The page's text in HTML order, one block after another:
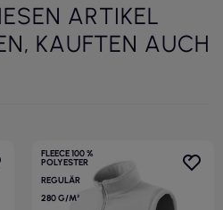
ARTIKEL
KAUFTEN AUCH
FLEECE 100 %
POLYESTER
REGULÄR
280 G/M²